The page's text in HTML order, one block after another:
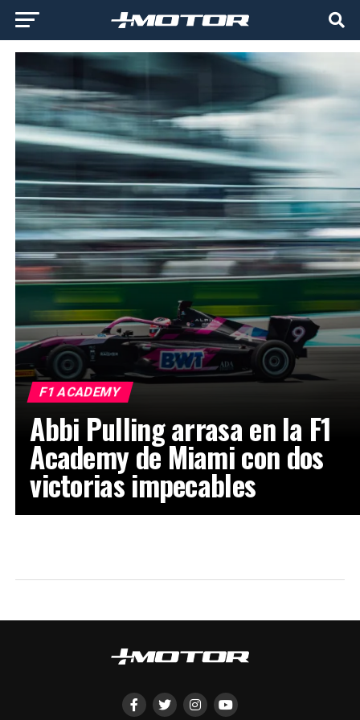
F1 ACADEMY
Abbi Pulling arrasa en la F1
Academy de Miami con dos
victorias impecables